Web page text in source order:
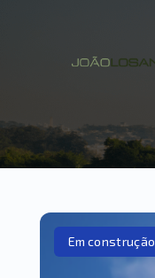
Em construção